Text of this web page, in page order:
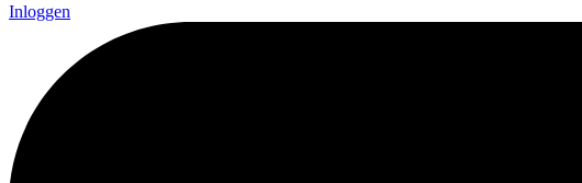
Inloggen